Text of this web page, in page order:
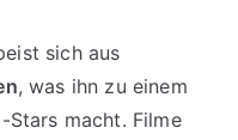
sich aus
, was ihn zu einem
macht. Filme